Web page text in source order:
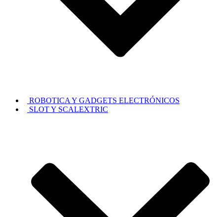
ROBOTICA Y GADGETS ELECTRÓNICOS
SLOT Y SCALEXTRIC